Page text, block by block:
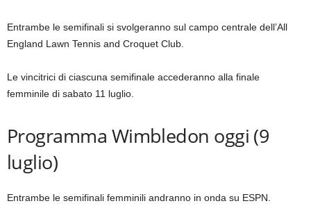
Entrambe le semifinali si svolgeranno sul campo centrale dell’All
England Lawn Tennis and Croquet Club.
Le vincitrici di ciascuna semifinale accederanno alla finale
femminile di sabato 11 luglio.
Programma Wimbledon oggi (9
luglio)
Entrambe le semifinali femminili andranno in onda su ESPN.